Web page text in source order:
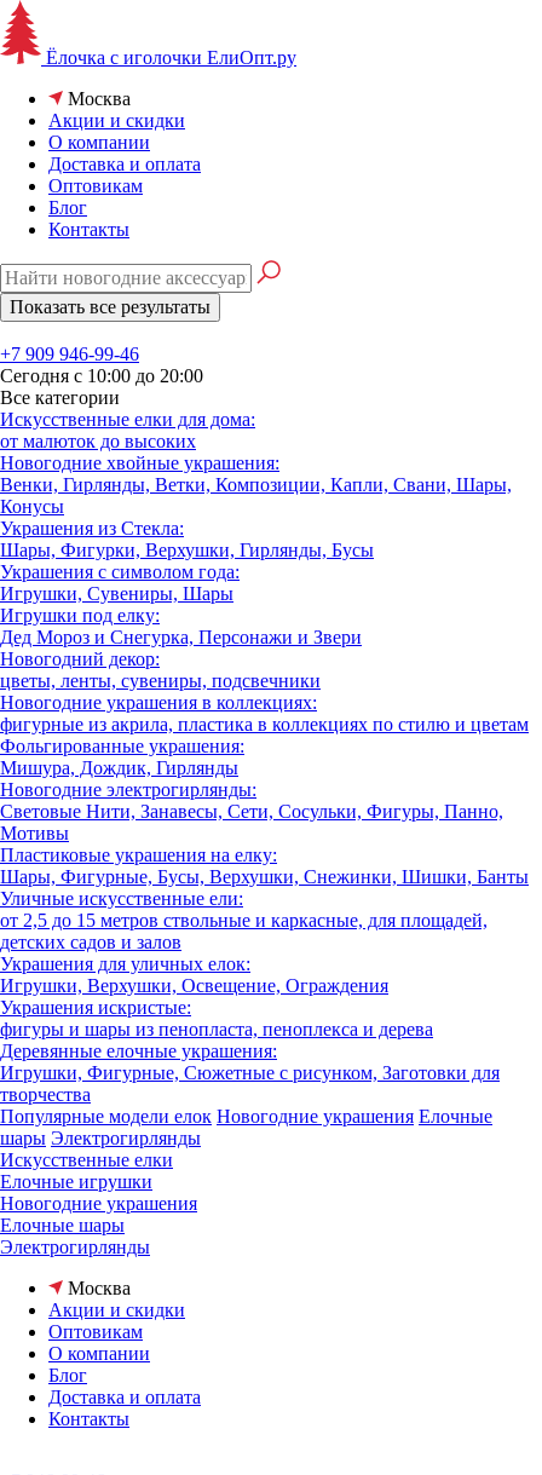
Ёлочка с иголочки ЕлиОпт.ру
Москва
Акции и скидки
О компании
Доставка и оплата
Оптовикам
Блог
Контакты
+7 909 946-99-46
Сегодня с 10:00 до 20:00
Все категории
Искусственные елки для дома:
от малюток до высоких
Новогодние хвойные украшения:
Венки, Гирлянды, Ветки, Композиции, Капли, Свани, Шары,
Конусы
Украшения из Стекла:
Шары, Фигурки, Верхушки, Гирлянды, Бусы
Украшения с символом года:
Игрушки, Сувениры, Шары
Игрушки под елку:
Дед Мороз и Снегурка, Персонажи и Звери
Новогодний декор:
цветы, ленты, сувениры, подсвечники
Новогодние украшения в коллекциях:
фигурные из акрила, пластика в коллекциях по стилю и цветам
Фольгированные украшения:
Мишура, Дождик, Гирлянды
Новогодние электрогирлянды:
Световые Нити, Занавесы, Сети, Сосульки, Фигуры, Панно,
Мотивы
Пластиковые украшения на елку:
Шары, Фигурные, Бусы, Верхушки, Снежинки, Шишки, Банты
Уличные искусственные ели:
от 2,5 до 15 метров ствольные и каркасные, для площадей,
детских садов и залов
Украшения для уличных елок:
Игрушки, Верхушки, Освещение, Ограждения
Украшения искристые:
фигуры и шары из пенопласта, пеноплекса и дерева
Деревянные елочные украшения:
Игрушки, Фигурные, Сюжетные с рисунком, Заготовки для
творчества
Популярные модели елок Новогодние украшения Елочные
шары Электрогирлянды
Искусственные елки
Елочные игрушки
Новогодние украшения
Елочные шары
Электрогирлянды
Москва
Акции и скидки
Оптовикам
О компании
Блог
Доставка и оплата
Контакты